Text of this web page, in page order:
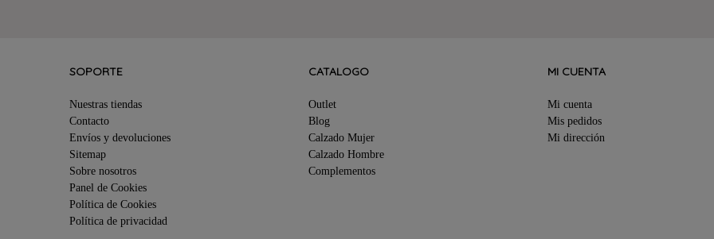
SOPORTE
Nuestras tiendas
Contacto
Envíos y devoluciones
Sitemap
Sobre nosotros
Panel de Cookies
Política de Cookies
Política de privacidad
CATALOGO
Outlet
Blog
Calzado Mujer
Calzado Hombre
Complementos
MI CUENTA
Mi cuenta
Mis pedidos
Mi dirección